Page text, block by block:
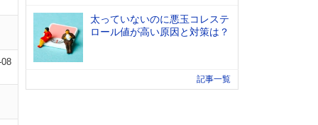
太っていないのに悪玉コレステ
ロール値が高い原因と対策は？
記事一覧